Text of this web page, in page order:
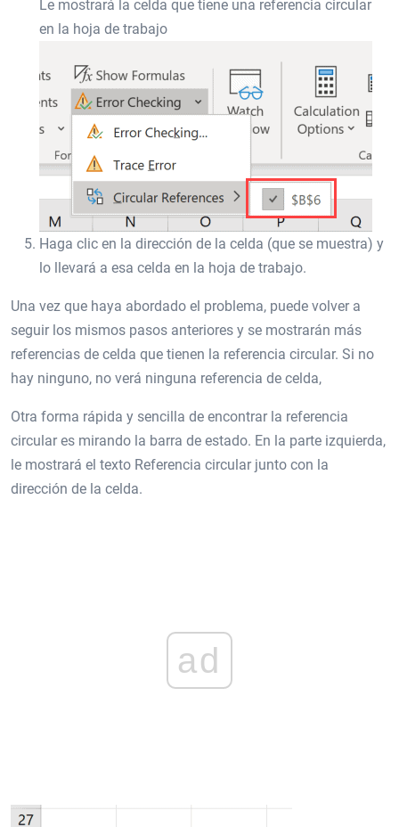
Le mostrará la celda que tiene una referencia circular
en la hoja de trabajo
Haga clic en la dirección de la celda (que se muestra) y
lo llevará a esa celda en la hoja de trabajo.
Una vez que haya abordado el problema, puede volver a
seguir los mismos pasos anteriores y se mostrarán más
referencias de celda que tienen la referencia circular. Si no
hay ninguno, no verá ninguna referencia de celda,
Otra forma rápida y sencilla de encontrar la referencia
circular es mirando la barra de estado. En la parte izquierda,
le mostrará el texto Referencia circular junto con la
dirección de la celda.
ad